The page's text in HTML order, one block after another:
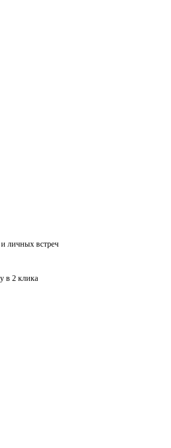
личных встреч
в 2 клика